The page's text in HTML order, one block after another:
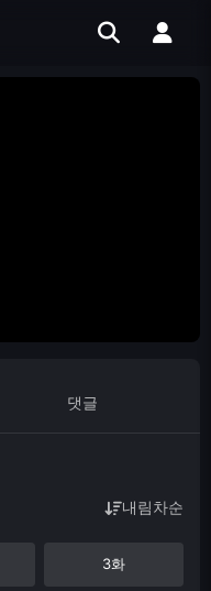
댓글
내림차순
3화